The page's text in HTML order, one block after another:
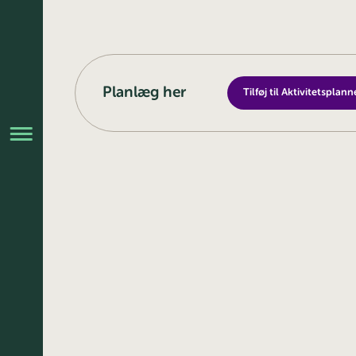
Planlæg her Tilføj til